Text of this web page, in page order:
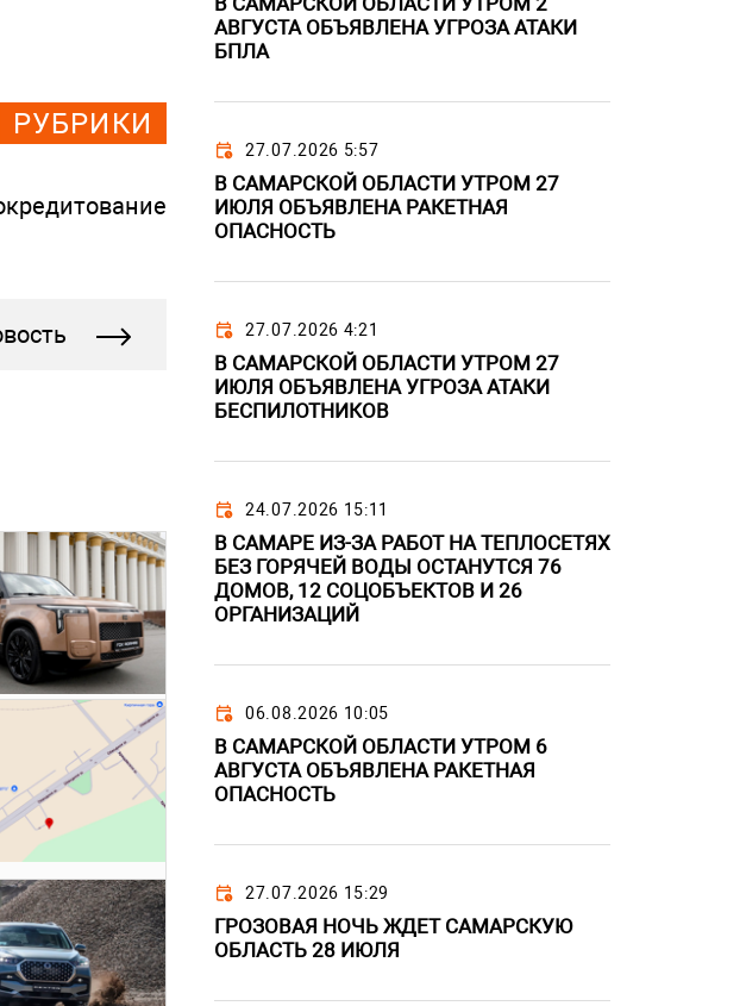
РУБРИКИ
АВГУСТА ОБЪЯВЛЕНА УГРОЗА АТАКИ
БПЛА
27.07.2026 5:57
В САМАРСКОЙ ОБЛАСТИ УТРОМ 27
ИЮЛЯ ОБЪЯВЛЕНА РАКЕТНАЯ
ОПАСНОСТЬ
27.07.2026 4:21
В САМАРСКОЙ ОБЛАСТИ УТРОМ 27
ИЮЛЯ ОБЪЯВЛЕНА УГРОЗА АТАКИ
БЕСПИЛОТНИКОВ
24.07.2026 15:11
В САМАРЕ ИЗ-ЗА РАБОТ НА ТЕПЛОСЕТЯХ
БЕЗ ГОРЯЧЕЙ ВОДЫ ОСТАНУТСЯ 76
ДОМОВ, 12 СОЦОБЪЕКТОВ И 26
ОРГАНИЗАЦИЙ
06.08.2026 10:05
В САМАРСКОЙ ОБЛАСТИ УТРОМ 6
АВГУСТА ОБЪЯВЛЕНА РАКЕТНАЯ
ОПАСНОСТЬ
27.07.2026 15:29
ГРОЗОВАЯ НОЧЬ ЖДЕТ САМАРСКУЮ
ОБЛАСТЬ 28 ИЮЛЯ